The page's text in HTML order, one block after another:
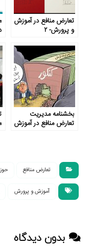
تعارض منافع در آموزش
و پرورش- ۲
بخشنامه مدیریت
تعارض منافع در آموزش
تعارض منافع
آموزش و پرورش
بدون دیدگاه